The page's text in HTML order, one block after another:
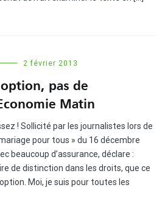
2 février 2013
pas de
Matin
! Sollicité par les journalistes lors de
pour tous » du 16 décembre
beaucoup d’assurance, déclare :
de distinction dans les droits, que ce
Moi, je suis pour toutes les